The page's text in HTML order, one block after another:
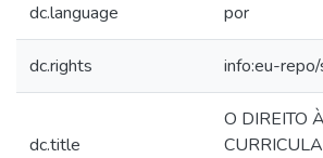
dc.language por
dc.rights info:eu-
dc.title
O DIREITO